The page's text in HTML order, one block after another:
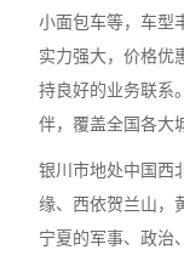
小面包车等，车型
实力强大，价格优
持良好的业务联系
伴，覆盖全国各大
银川市地处中国西
缘、西依贺兰山，
宁夏的军事、政治